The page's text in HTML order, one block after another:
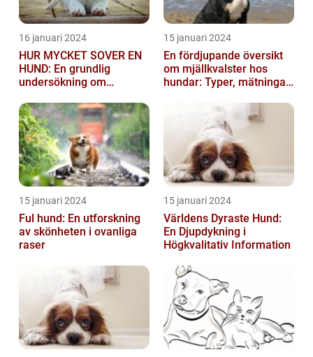
16 januari 2024
HUR MYCKET SOVER EN
HUND: En grundlig
undersökning om
15 januari 2024
En fördjupande översikt
om mjällkvalster hos
hundar: Typer, mätningar
15 januari 2024
Ful hund: En utforskning
av skönheten i ovanliga
raser
15 januari 2024
Världens Dyraste Hund:
En Djupdykning i
Högkvalitativ Information